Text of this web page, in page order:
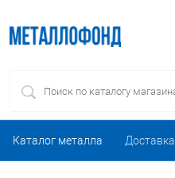
Каталог металла Доставка